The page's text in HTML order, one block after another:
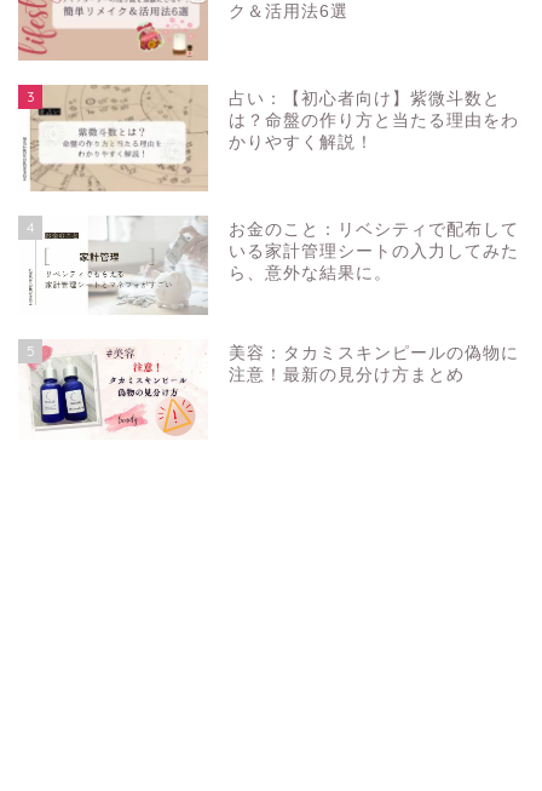
ク＆活用法6選
3
占い：【初心者向け】紫微斗数と
は？命盤の作り方と当たる理由をわ
かりやすく解説！
4
お金のこと：リベシティで配布して
いる家計管理シートの入力してみた
ら、意外な結果に。
5
美容：タカミスキンピールの偽物に
注意！最新の見分け方まとめ